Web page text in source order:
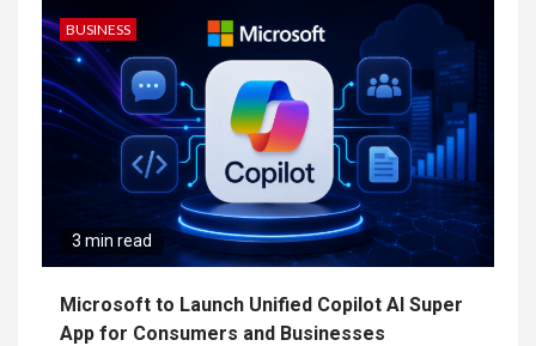
BUSINESS
3 min read
Microsoft to Launch Unified Copilot AI Super
App for Consumers and Businesses